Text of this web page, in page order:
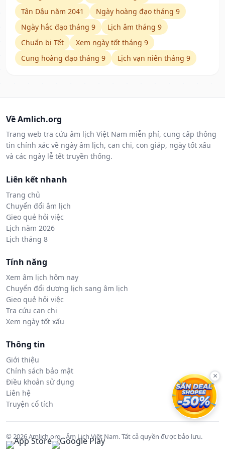
Tân Dậu năm 2041
Ngày hoàng đạo tháng 9
Ngày hắc đạo tháng 9
Lịch âm tháng 9
Chuẩn bị Tết
Xem ngày tốt tháng 9
Cung hoàng đạo tháng 9
Lịch vạn niên tháng 9
Về Amlich.org
Trang web tra cứu âm lịch Việt Nam miễn phí, cung cấp thông
tin chính xác về ngày âm lịch, can chi, con giáp, ngày tốt xấu
và các ngày lễ tết truyền thống.
Liên kết nhanh
Trang chủ
Chuyển đổi âm lịch
Gieo quẻ hỏi việc
Lịch năm 2026
Lịch tháng 8
Tính năng
Xem âm lịch hôm nay
Chuyển đổi dương lịch sang âm lịch
Gieo quẻ hỏi việc
Tra cứu can chi
Xem ngày tốt xấu
Thông tin
Giới thiệu
Chính sách bảo mật
Điều khoản sử dụng
Liên hệ
Truyện cổ tích
© 2026 Amlich.org - Âm Lịch Việt Nam. Tất cả quyền được bảo lưu.
×